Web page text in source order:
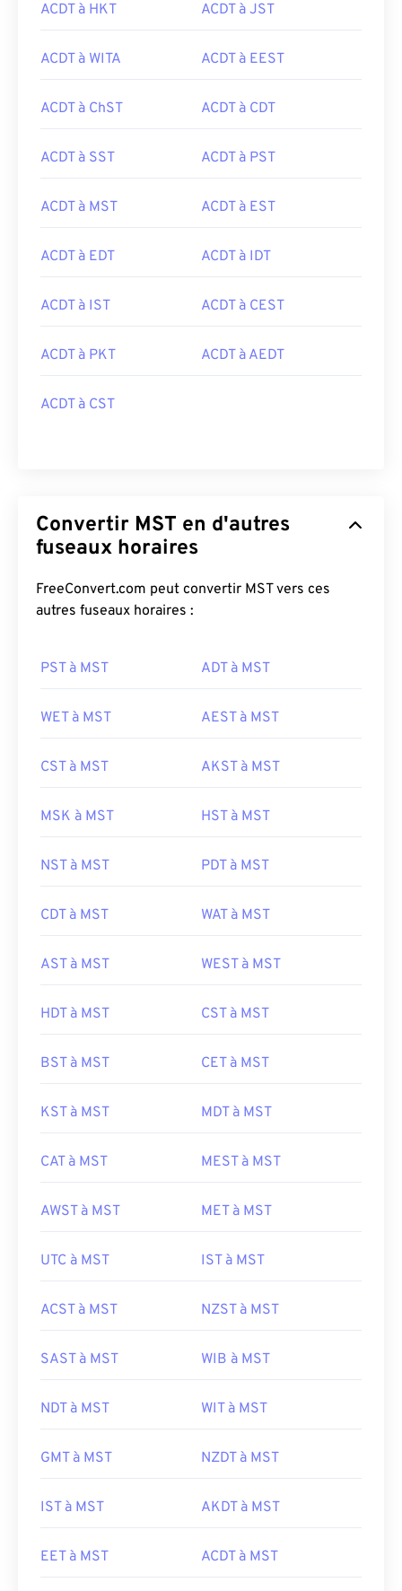
ACDT à HKT ACDT à JST
ACDT à WITA ACDT à EEST
ACDT à ChST ACDT à CDT
ACDT à SST ACDT à PST
ACDT à MST ACDT à EST
ACDT à EDT ACDT à IDT
ACDT à IST ACDT à CEST
ACDT à PKT ACDT à AEDT
ACDT à CST
Convertir MST en d'autres
fuseaux horaires
FreeConvert.com peut convertir MST vers ces
autres fuseaux horaires :
PST à MST ADT à MST
WET à MST AEST à MST
CST à MST AKST à MST
MSK à MST HST à MST
NST à MST PDT à MST
CDT à MST WAT à MST
AST à MST WEST à MST
HDT à MST CST à MST
BST à MST CET à MST
KST à MST MDT à MST
CAT à MST MEST à MST
AWST à MST MET à MST
UTC à MST IST à MST
ACST à MST NZST à MST
SAST à MST WIB à MST
NDT à MST WIT à MST
GMT à MST NZDT à MST
IST à MST AKDT à MST
EET à MST ACDT à MST